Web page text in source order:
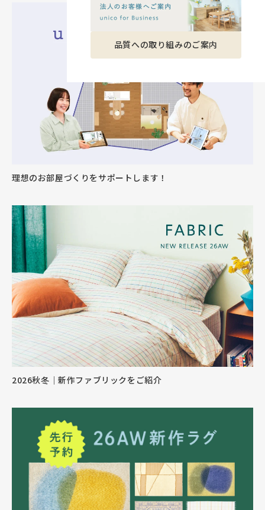
品質への取り組みのご案内
理想のお部屋づくりをサポートします！
2026秋冬｜新作ファブリックをご紹介